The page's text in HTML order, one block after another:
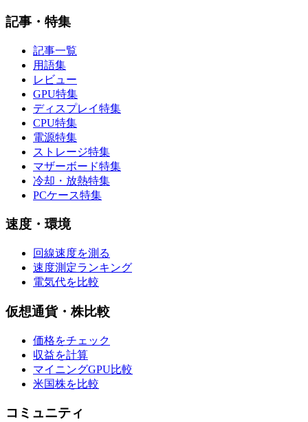
記事・特集
記事一覧
用語集
レビュー
GPU特集
ディスプレイ特集
CPU特集
電源特集
ストレージ特集
マザーボード特集
冷却・放熱特集
PCケース特集
速度・環境
回線速度を測る
速度測定ランキング
電気代を比較
仮想通貨・株比較
価格をチェック
収益を計算
マイニングGPU比較
米国株を比較
コミュニティ